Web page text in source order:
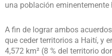
una población eminentemente
A fin de lograr ambos
que ceder territorios a Haití, y
4,572 km² (8 % del territorio